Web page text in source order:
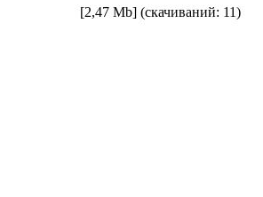
[2,47 Mb] (cкачиваний: 11)